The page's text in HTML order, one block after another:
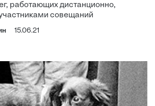
работающих дистанционно,
совещаний
15.06.21